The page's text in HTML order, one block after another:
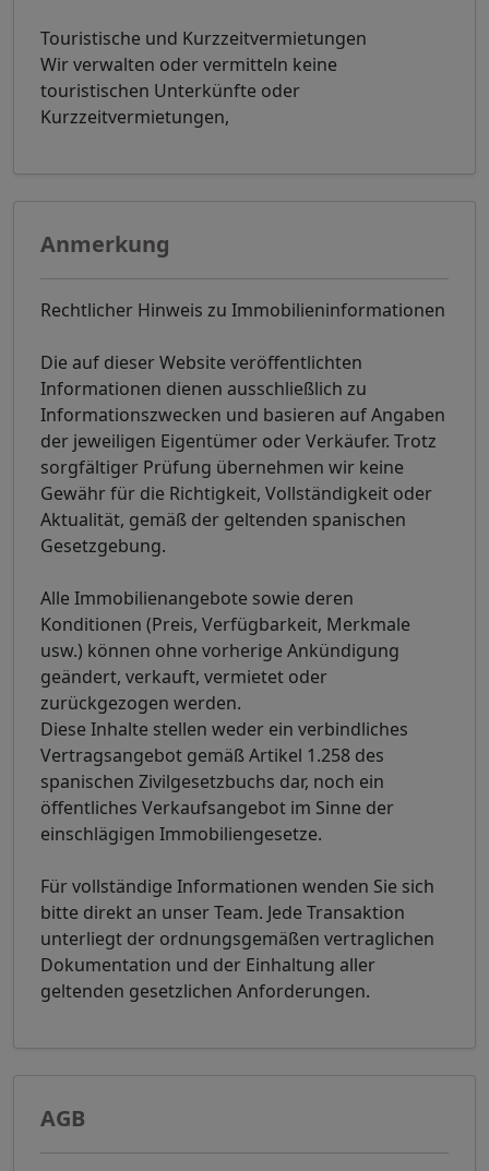
Touristische und Kurzzeitvermietungen
Wir verwalten oder vermitteln keine
touristischen Unterkünfte oder
Kurzzeitvermietungen,
Anmerkung
Rechtlicher Hinweis zu Immobilieninformationen
Die auf dieser Website veröffentlichten
Informationen dienen ausschließlich zu
Informationszwecken und basieren auf Angaben
der jeweiligen Eigentümer oder Verkäufer. Trotz
sorgfältiger Prüfung übernehmen wir keine
Gewähr für die Richtigkeit, Vollständigkeit oder
Aktualität, gemäß der geltenden spanischen
Gesetzgebung.
Alle Immobilienangebote sowie deren
Konditionen (Preis, Verfügbarkeit, Merkmale
usw.) können ohne vorherige Ankündigung
geändert, verkauft, vermietet oder
zurückgezogen werden.
Diese Inhalte stellen weder ein verbindliches
Vertragsangebot gemäß Artikel 1.258 des
spanischen Zivilgesetzbuchs dar, noch ein
öffentliches Verkaufsangebot im Sinne der
einschlägigen Immobiliengesetze.
Für vollständige Informationen wenden Sie sich
bitte direkt an unser Team. Jede Transaktion
unterliegt der ordnungsgemäßen vertraglichen
Dokumentation und der Einhaltung aller
geltenden gesetzlichen Anforderungen.
AGB